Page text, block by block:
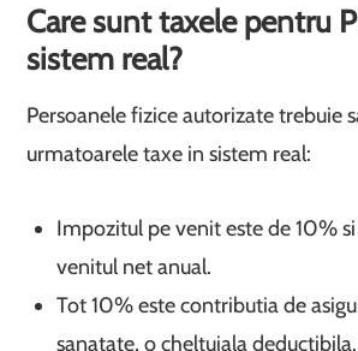
Care sunt taxele pentru
sistem real?
Persoanele fizice autorizate trebuie
urmatoarele taxe in sistem real:
Impozitul pe venit este de 10%
venitul net anual.
Tot 10% este contributia de
sanatate, o cheltuiala